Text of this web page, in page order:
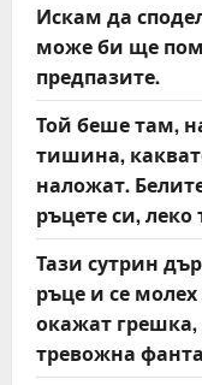
Искам да
може би ще
предпазите.
Той беше там,
тишина,
наложат.
ръцете си, леко
Тази сутрин
ръце и се
окажат
тревожна